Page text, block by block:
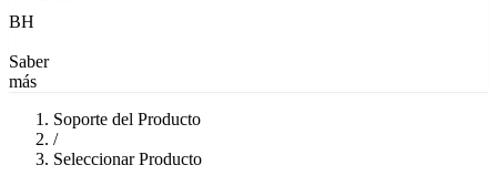
BH
Saber
más
Soporte del Producto
/
Seleccionar Producto